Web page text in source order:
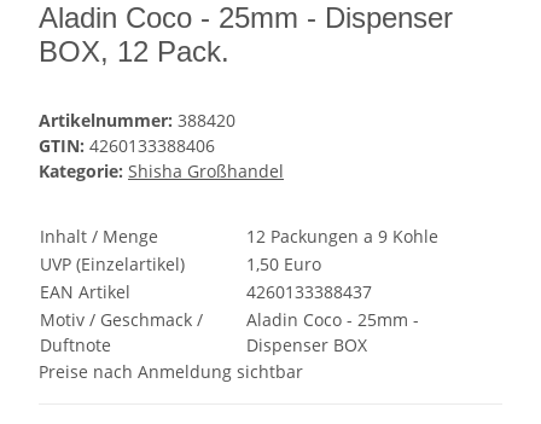
Aladin Coco - 25mm - Dispenser
BOX, 12 Pack.
Artikelnummer: 388420
GTIN: 4260133388406
Kategorie: Shisha Großhandel
Inhalt / Menge
12 Packungen a 9 Kohle
UVP (Einzelartikel)
1,50 Euro
EAN Artikel
4260133388437
Motiv / Geschmack /
Duftnote
Aladin Coco - 25mm -
Dispenser BOX
Preise nach Anmeldung sichtbar